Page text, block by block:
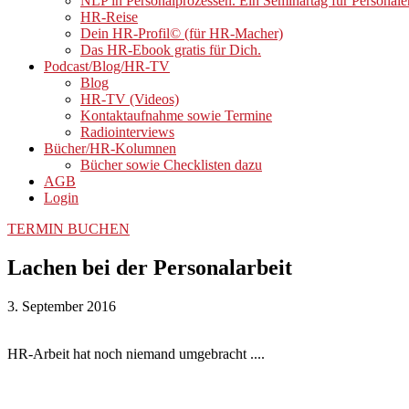
HR-Reise
Dein HR-Profil© (für HR-Macher)
Das HR-Ebook gratis für Dich.
Podcast/Blog/HR-TV
Blog
HR-TV (Videos)
Kontaktaufnahme sowie Termine
Radiointerviews
Bücher/HR-Kolumnen
Bücher sowie Checklisten dazu
AGB
Login
TERMIN BUCHEN
Lachen bei der Personalarbeit
3. September 2016
HR-Arbeit hat noch niemand umgebracht ....